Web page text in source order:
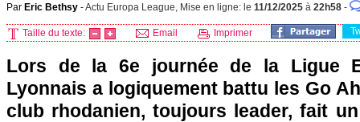
Par Eric Bethsy -Actu Europa League, Mise en ligne: le 11/12/2025 à 22h58 -
Taille du texte: Email Imprimer
Lors de la 6e journée de la Ligue
Lyonnais a logiquement battu les Go
club rhodanien, toujours leader, fait